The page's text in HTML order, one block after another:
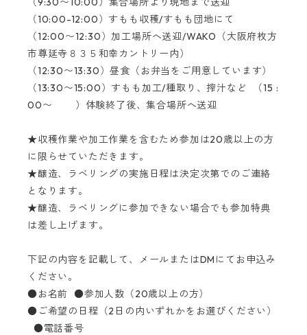
（10:00-12:00）すもも収穫/すもも団地にて
（12:00〜12:30）加工場所へ送迎/WAKO（大阪府枚方
市尊延寺８３５和幸カントリー内）
（12:30〜13:30）昼食（お弁当をご用意しています）
（13:30〜15:00）すもも加工/種取り、搾汁など （15 :
00〜 ）体験終了後、集合場所へ送迎
★収穫作業や加工作業を含むため参加は20歳以上の方
に限らせていただきます。
★醸造、ラベリングの実施日程は決定次第でのご連絡
となります。
★醸造、ラベリングに参加できない場合でも参加特典
は差し上げます。
下記の内容を記載して、メールまたはDMにてお申込み
ください。
●お名前 ●参加人数（20歳以上の方）
●ご希望の日程（2日の内いずれかをお選びください）
●電話番号